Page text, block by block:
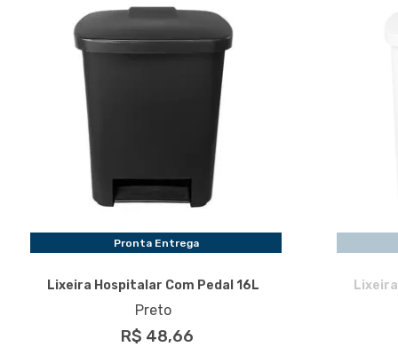
Pronta Entrega
Lixeira Hospitalar Com Pedal 16L
Preto
R$ 48,66